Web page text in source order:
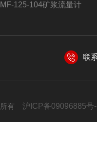
125-104矿浆流量计
联
所有 沪ICP备09096885号